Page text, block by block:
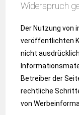
Widerspruch
Der Nutzung von
veröffentlichten
nicht
Betreiber der
rechtliche
von